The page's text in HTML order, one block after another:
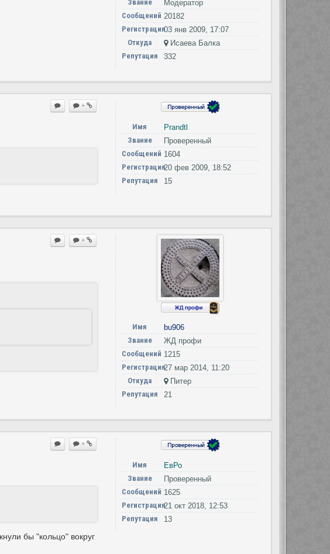
Звание
Модератор
Сообщений 20182
Регистрация03 янв 2009, 17:07
Откуда
Исаева Балка
Репутация
332
+
Имя
Prandtl
Звание
Проверенный
Сообщений 1604
Регистрация20 фев 2009, 18:52
Репутация
15
+
Имя
bu906
Звание
ЖД профи
Сообщений 1215
Регистрация27 мар 2014, 11:20
Откуда
Питер
Репутация
21
+
бы "кольцо" вокруг
Имя
ЕвРо
Звание
Проверенный
Сообщений 1625
Регистрация21 окт 2018, 12:53
Репутация
13